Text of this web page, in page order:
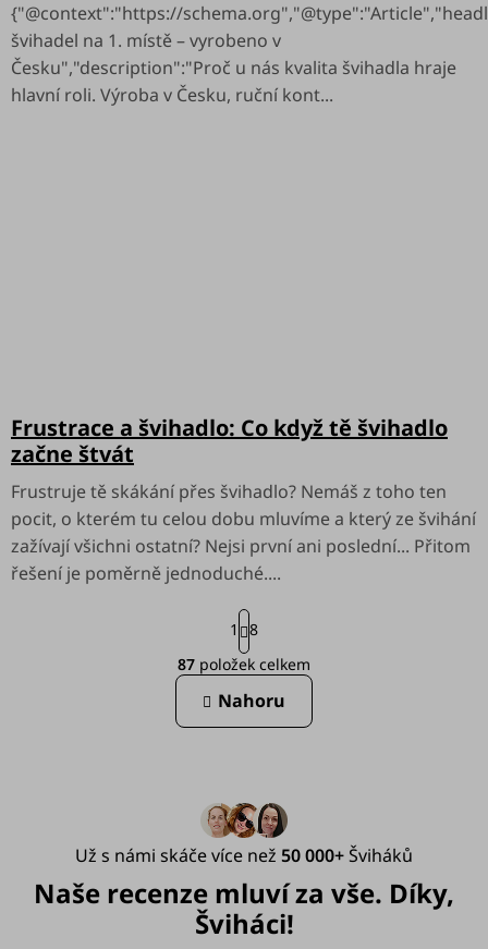
{"@context":"https://
švihadel na 1. místě – vyrobeno v
Česku","description":"Proč u nás kvalita švihadla hraje
hlavní roli. Výroba v Česku, ruční kont...
Frustrace a švihadlo: Co když tě švihadlo
začne štvát
Frustruje tě skákání přes švihadlo? Nemáš z toho ten
pocit, o kterém tu celou dobu mluvíme a který ze švihání
zažívají všichni ostatní? Nejsi první ani poslední... Přitom
řešení je poměrně jednoduché....
O
v
d
a
c
í
p
S
t
r
á
n
k
o
í
1
8
87 položek celkem
Nahoru
Už s námi skáče více než 50 000+Šviháků
Naše recenze mluví za vše. Díky,
Šviháci!